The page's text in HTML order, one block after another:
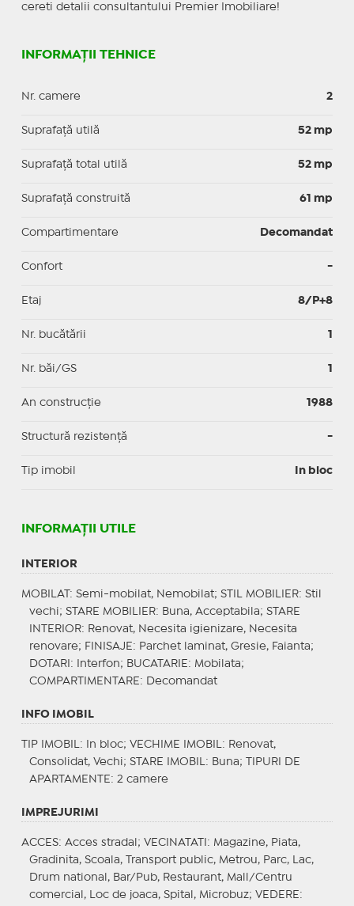
cereti detalii consultantului Premier Imobiliare!
INFORMAȚII TEHNICE
Nr. camere 2
Suprafaţă utilă 52 mp
Suprafaţă total utilă 52 mp
Suprafaţă construită 61 mp
Compartimentare Decomandat
Confort -
Etaj 8/P+8
Nr. bucătării 1
Nr. băi/GS 1
An construcție 1988
Structură rezistență -
Tip imobil In bloc
INFORMAŢII UTILE
INTERIOR
MOBILAT : Semi-mobilat, Nemobilat; STIL MOBILIER: Stil
vechi; STARE MOBILIER: Buna, Acceptabila; STARE
INTERIOR: Renovat, Necesita igienizare, Necesita
renovare; FINISAJE : Parchet laminat, Gresie, Faianta;
DOTARI : Interfon; BUCATARIE : Mobilata;
COMPARTIMENTARE : Decomandat
INFO IMOBIL
TIP IMOBIL : In bloc; VECHIME IMOBIL : Renovat,
Consolidat, Vechi; STARE IMOBIL : Buna;
TIPURI DE
APARTAMENTE : 2 camere
IMPREJURIMI
ACCES: Acces stradal; VECINATATI : Magazine, Piata,
Gradinita, Scoala, Transport public, Metrou, Parc, Lac,
Drum national, Bar/Pub, Restaurant, Mall/Centru
comercial, Loc de joaca, Spital, Microbuz; VEDERE :